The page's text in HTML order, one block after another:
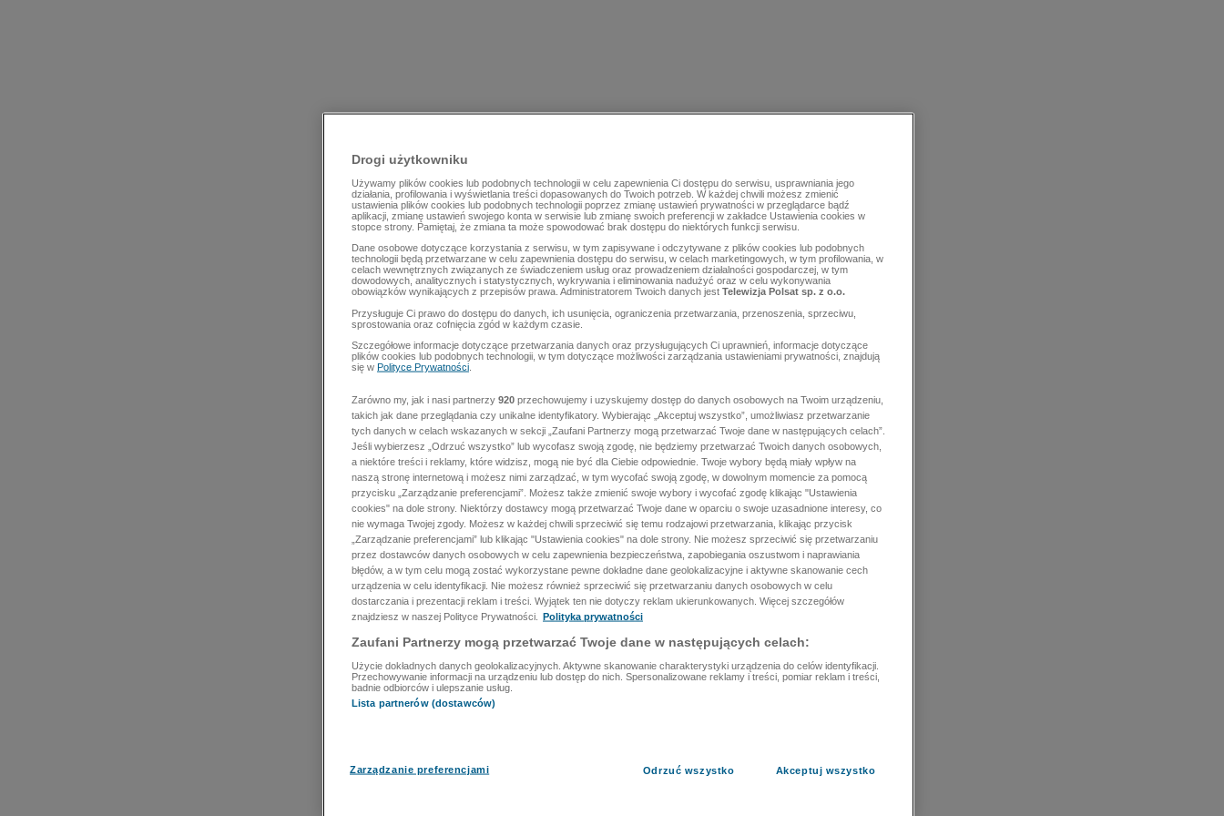
Drogi użytkowniku
Używamy plików cookies lub podobnych technologii w celu zapewnienia Ci dostępu do serwisu, usprawniania jego
działania, profilowania i wyświetlania treści dopasowanych do Twoich potrzeb. W każdej chwili możesz zmienić
ustawienia plików cookies lub podobnych technologii poprzez zmianę ustawień prywatności w przeglądarce bądź
aplikacji, zmianę ustawień swojego konta w serwisie lub zmianę swoich preferencji w zakładce Ustawienia cookies w
stopce strony. Pamiętaj, że zmiana ta może spowodować brak dostępu do niektórych funkcji serwisu.
Dane osobowe dotyczące korzystania z serwisu, w tym zapisywane i odczytywane z plików cookies lub podobnych
technologii będą przetwarzane w celu zapewnienia dostępu do serwisu, w celach marketingowych, w tym profilowania, w
celach wewnętrznych związanych ze świadczeniem usług oraz prowadzeniem działalności gospodarczej, w tym
dowodowych, analitycznych i statystycznych, wykrywania i eliminowania nadużyć oraz w celu wykonywania
obowiązków wynikających z przepisów prawa. Administratorem Twoich danych jest Telewizja Polsat sp. z o.o.
Przysługuje Ci prawo do dostępu do danych, ich usunięcia, ograniczenia przetwarzania, przenoszenia, sprzeciwu,
sprostowania oraz cofnięcia zgód w każdym czasie.
Szczegółowe informacje dotyczące przetwarzania danych oraz przysługujących Ci uprawnień, informacje dotyczące
plików cookies lub podobnych technologii, w tym dotyczące możliwości zarządzania ustawieniami prywatności, znajdują
się w Polityce Prywatności
Zarówno my, jak i nasi partnerzy 920 przechowujemy i uzyskujemy dostęp do danych osobowych na Twoim urządzeniu,
takich jak dane przeglądania czy unikalne identyfikatory. Wybierając „Akceptuj wszystko”, umożliwiasz przetwarzanie
tych danych w celach wskazanych w sekcji „Zaufani Partnerzy mogą przetwarzać Twoje dane w następujących celach”.
Jeśli wybierzesz „Odrzuć wszystko” lub wycofasz swoją zgodę, nie będziemy przetwarzać Twoich danych osobowych,
a niektóre treści i reklamy, które widzisz, mogą nie być dla Ciebie odpowiednie. Twoje wybory będą miały wpływ na
naszą stronę internetową i możesz nimi zarządzać, w tym wycofać swoją zgodę, w dowolnym momencie za pomocą
przycisku „Zarządzanie preferencjami”. Możesz także zmienić swoje wybory i wycofać zgodę klikając "Ustawienia
cookies" na dole strony. Niektórzy dostawcy mogą przetwarzać Twoje dane w oparciu o swoje uzasadnione interesy, co
nie wymaga Twojej zgody. Możesz w każdej chwili sprzeciwić się temu rodzajowi przetwarzania, klikając przycisk
„Zarządzanie preferencjami” lub klikając "Ustawienia cookies" na dole strony. Nie możesz sprzeciwić się przetwarzaniu
przez dostawców danych osobowych w celu zapewnienia bezpieczeństwa, zapobiegania oszustwom i naprawiania
błędów, a w tym celu mogą zostać wykorzystane pewne dokładne dane geolokalizacyjne i aktywne skanowanie cech
urządzenia w celu identyfikacji. Nie możesz również sprzeciwić się przetwarzaniu danych osobowych w celu
dostarczania i prezentacji reklam i treści. Wyjątek ten nie dotyczy reklam ukierunkowanych. Więcej szczegółów
znajdziesz w naszej Polityce Prywatności.
Polityka prywatności
Zaufani Partnerzy mogą przetwarzać Twoje dane w następujących celach:
Użycie dokładnych danych geolokalizacyjnych. Aktywne skanowanie charakterystyki urządzenia do celów identyfikacji.
Przechowywanie informacji na urządzeniu lub dostęp do nich. Spersonalizowane reklamy i treści, pomiar reklam i treści,
badnie odbiorców i ulepszanie usług.
Lista partnerów (dostawców)
Zarządzanie preferencjami Odrzuć wszystko Akceptuj wszystko